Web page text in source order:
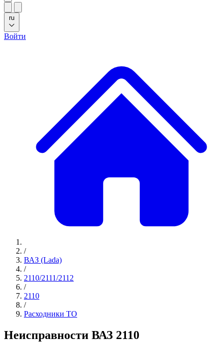
ru
Войти
/
ВАЗ (Lada)
/
2110/2111/2112
/
2110
/
Расходники ТО
Неисправности ВАЗ 2110